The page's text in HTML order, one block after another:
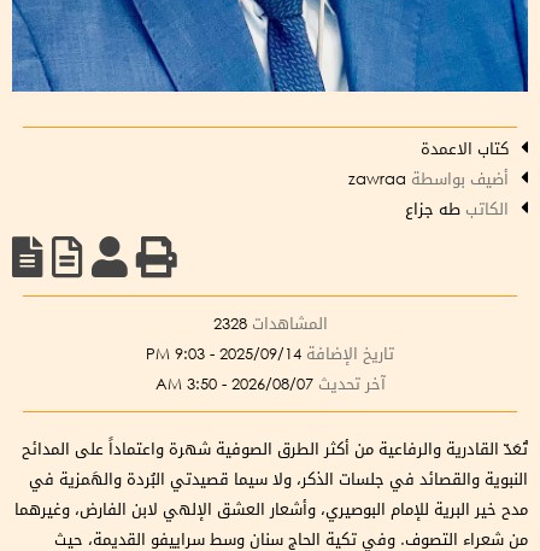
كتاب الاعمدة
أضيف بواسطة
الكاتب طه جزاع
المشاهدات 2328
تاريخ الإضافة 2025/09/14 - 9:03 PM
آخر تحديث 2026/08/07 - 3:50 AM
تُعَدّ القادرية والرفاعية من أكثر الطرق الصوفية شهرة واعتماداً على المدائح
النبوية والقصائد في جلسات الذكر، ولا سيما قصيدتي البُردة والهَمزية في
مدح خير البرية للإمام البوصيري، وأشعار العشق الإلهي لابن الفارض، وغيرهما
من شعراء التصوف. وفي تكية الحاج سنان وسط سراييفو القديمة، حيث